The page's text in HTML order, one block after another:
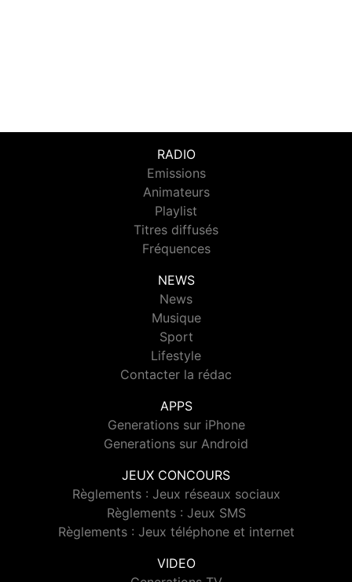
RADIO
Emissions
Animateurs
Playlist
Titres diffusés
Fréquences
NEWS
News
Musique
Sport
Lifestyle
Contacter la rédac
APPS
Generations sur iPhone
Generations sur Android
JEUX CONCOURS
Règlements : Jeux réseaux sociaux
Règlements : Jeux SMS
Règlements : Jeux téléphone et internet
VIDEO